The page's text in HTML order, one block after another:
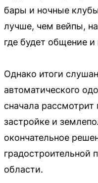
бары и ночные
лучше, чем вейпы,
где будет общение и
Однако итоги
автоматического
сначала
застройке и
окончательное
градостроительной
области.